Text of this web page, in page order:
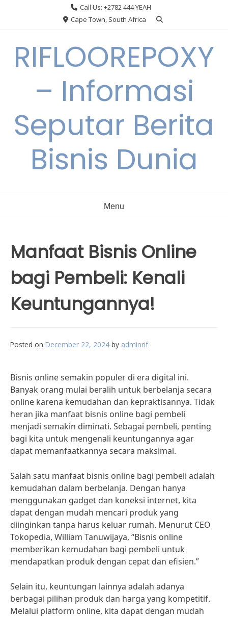
Call Us: +2782 444 YEAH
Cape Town, South Africa
RIFLOOREPOXY
– Informasi
Seputar Berita
Bisnis Dunia
Menu
Manfaat Bisnis Online
bagi Pembeli: Kenali
Keuntungannya!
Posted on December 22, 2024 by adminrif
Bisnis online semakin populer di era digital ini.
Banyak orang mulai beralih untuk berbelanja secara
online karena kemudahan dan kepraktisannya. Tidak
heran jika manfaat bisnis online bagi pembeli
menjadi semakin diminati. Sebagai pembeli, penting
bagi kita untuk mengenali keuntungannya agar
dapat memanfaatkannya secara maksimal.
Salah satu manfaat bisnis online bagi pembeli adalah
kemudahan dalam berbelanja. Dengan hanya
menggunakan gadget dan koneksi internet, kita
dapat dengan mudah mencari produk yang
diinginkan tanpa harus keluar rumah. Menurut CEO
Tokopedia, William Tanuwijaya, “Bisnis online
memberikan kemudahan bagi pembeli untuk
mendapatkan produk dengan cepat dan efisien.”
Selain itu, keuntungan lainnya adalah adanya
berbagai pilihan produk dan harga yang kompetitif.
Melalui platform online, kita dapat dengan mudah